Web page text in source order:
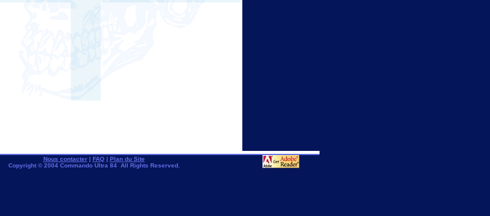
Nous contacter| FAQ| Plan du Site
Copyright © 2004 Commando Ultra 84 All Rights Reserved.